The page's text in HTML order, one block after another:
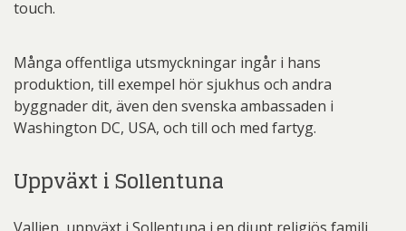
touch.
Många offentliga utsmyckningar ingår i hans
produktion, till exempel hör sjukhus och andra
byggnader dit, även den svenska ambassaden i
Washington DC, USA, och till och med fartyg.
Uppväxt i Sollentuna